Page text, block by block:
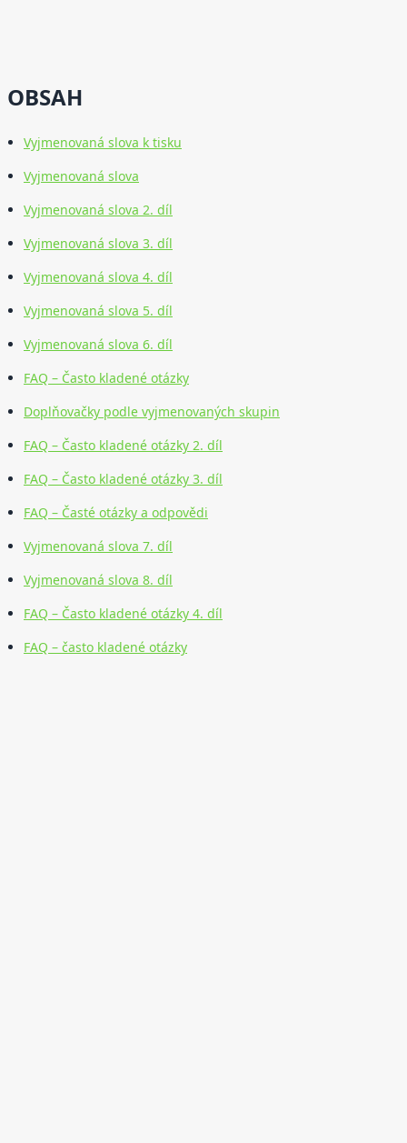
OBSAH
Vyjmenovaná slova k tisku
Vyjmenovaná slova
Vyjmenovaná slova 2. díl
Vyjmenovaná slova 3. díl
Vyjmenovaná slova 4. díl
Vyjmenovaná slova 5. díl
Vyjmenovaná slova 6. díl
FAQ – Často kladené otázky
Doplňovačky podle vyjmenovaných skupin
FAQ – Často kladené otázky 2. díl
FAQ – Často kladené otázky 3. díl
FAQ – Časté otázky a odpovědi
Vyjmenovaná slova 7. díl
Vyjmenovaná slova 8. díl
FAQ – Často kladené otázky 4. díl
FAQ – často kladené otázky